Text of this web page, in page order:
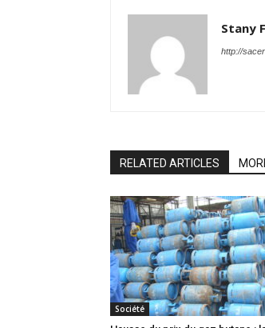
Stany
http://
RELATED ARTICLES
Société